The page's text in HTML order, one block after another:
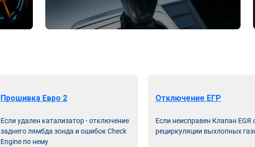
Прошивка Евро 2
Если удален катализатор - отключение
заднего лямбда зонда и ошибок Check
Engine по нему
Отключение ЕГР
Если неисправен Клапан EGR
рециркуляции выхлопных